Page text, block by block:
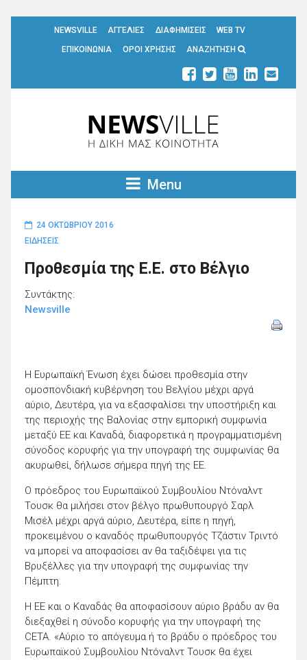
NEWSVILLE ΑΓΓΕΛΙΕΣ ΔΙΑΦΗΜΙΣΕΙΣ
WEB TV
ΕΠΙΚΟΙΝΩΝΙΑ
ΟΡΟΙ ΧΡΗΣΗΣ ΑΝΑΖΗΤΗΣΗ
Menu
24 ΟΚΤΩΒΡΊΟΥ 2016
ΕΙΔΗΣΕΙΣ
Προθεσμία της Ε.Ε. στο Βέλγιο
Συντάκτης:
Newsville
Η Ευρωπαϊκή Ένωση έχει δώσει προθεσμία στην
ομοσπονδιακή κυβέρνηση του Βελγίου μέχρι αργά
αύριο, Δευτέρα, για να εξασφαλίσει την υποστήριξη και
της περιοχής της Βαλονίας στην εμπορική συμφωνία
μεταξύ ΕΕ και Καναδά, διαφορετικά η προγραμματισμένη
σύνοδος κορυφής για την υπογραφή της συμφωνίας θα
ακυρωθεί, δήλωσε σήμερα πηγή της ΕΕ.
Ο πρόεδρος του Ευρωπαϊκού Συμβουλίου Ντόναλντ
Τουσκ θα μιλήσει στον βέλγο πρωθυπουργό Σαρλ
Μισέλ μέχρι αργά αύριο, Δευτέρα, είπε η πηγή,
προκειμένου ο καναδός πρωθυπουργός Τζάστιν Τριντό
να μπορεί να αποφασίσει αν θα ταξιδέψει για τις
Βρυξέλλες για την υπογραφή της συμφωνίας την
Πέμπτη.
Η ΕΕ και ο Καναδάς θα αποφασίσουν αύριο βράδυ αν θα
διεξαχθεί η σύνοδο κορυφής για την υπογραφή της
CETA. «Αύριο το απόγευμα ή το βράδυ ο πρόεδρος του
Ευρωπαϊκού Συμβουλίου Ντόναλντ Τουσκ θα έχει